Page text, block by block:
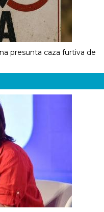
presunta caza furtiva de